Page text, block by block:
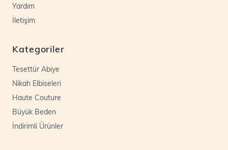
Yardım
İletişim
Kategoriler
Tesettür Abiye
Nikah Elbiseleri
Haute Couture
Büyük Beden
İndirimli Ürünler